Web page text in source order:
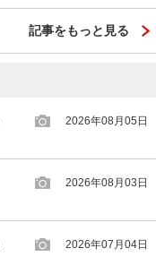
記事をもっと見る
2026年08月05日
2026年08月03日
2026年07月04日